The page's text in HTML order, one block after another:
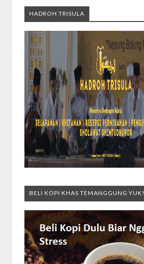
HADROH TRISULA
BELI KOPI KHAS TEMANGGUNG YUK!